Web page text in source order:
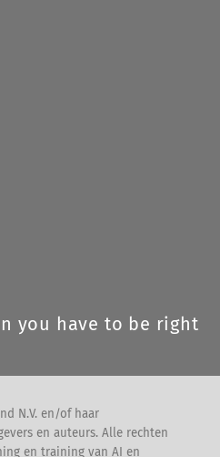
you have to be right
N.V. en/of haar
en auteurs. Alle rechten
en training van AI en